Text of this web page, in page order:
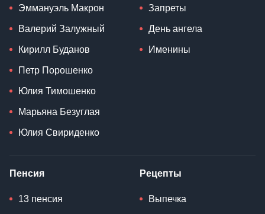
Эммануэль Макрон
Валерий Залужный
Кирилл Буданов
Петр Порошенко
Юлия Тимошенко
Марьяна Безуглая
Юлия Свириденко
Запреты
День ангела
Именины
Пенсия
13 пенсия
Рецепты
Выпечка